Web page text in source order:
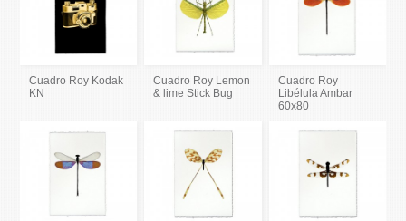
Cuadro Roy Kodak
KN
Cuadro Roy Lemon
& lime Stick Bug
Cuadro Roy
Libélula Ambar
60x80